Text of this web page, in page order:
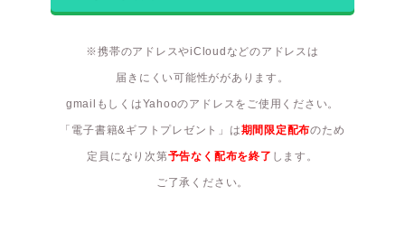
※携帯のアドレスやiCloudなどのアドレスは
届きにくい可能性ががあります。
gmailもしくはYahooのアドレスをご使用ください。
「電子書籍&ギフトプレゼント」は期間限定配布のため
定員になり次第予告なく配布を終了 します。
ご了承ください。
プロフィール
Party blog